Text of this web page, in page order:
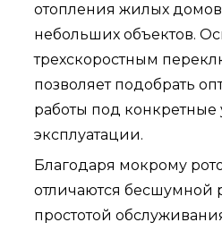
отопления жилых
небольших объектов.
трехскоростным
позволяет подобрать
работы под конкретные
эксплуатации.
Благодаря мокрому
отличаются бесшумной
простотой